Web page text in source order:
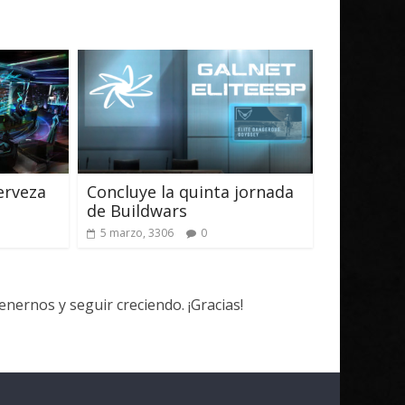
Concluye la quinta jornada
de Buildwars
5 marzo, 3306 0
y seguir creciendo. ¡Gracias!